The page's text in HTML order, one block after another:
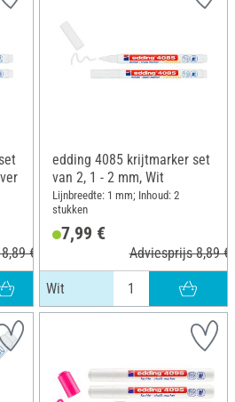
€
edding 4085 krijtmarker set
van 2, 1 - 2 mm, Wit
Lijnbreedte: 1 mm; Inhoud: 2
stukken
7,99 €
Adviesprijs 8,89 €
Wit